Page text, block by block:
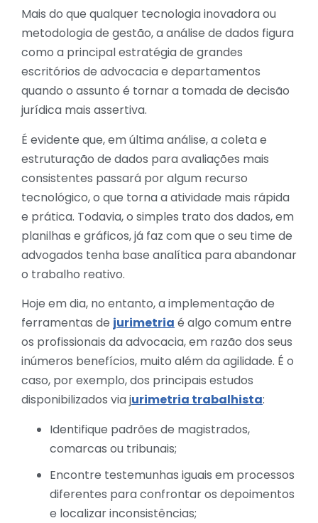
Mais do que qualquer tecnologia inovadora ou
metodologia de gestão, a análise de dados figura
como a principal estratégia de grandes
escritórios de advocacia e departamentos
quando o assunto é tornar a tomada de decisão
jurídica mais assertiva.
É evidente que, em última análise, a coleta e
estruturação de dados para avaliações mais
consistentes passará por algum recurso
tecnológico, o que torna a atividade mais rápida
e prática. Todavia, o simples trato dos dados, em
planilhas e gráficos, já faz com que o seu time de
advogados tenha base analítica para abandonar
o trabalho reativo.
Hoje em dia, no entanto, a implementação de
ferramentas de jurimetria é algo comum entre
os profissionais da advocacia, em razão dos seus
inúmeros benefícios, muito além da agilidade. É o
caso, por exemplo, dos principais estudos
disponibilizados via jurimetria trabalhista:
Identifique padrões de magistrados,
comarcas ou tribunais;
Encontre testemunhas iguais em processos
diferentes para confrontar os depoimentos
e localizar inconsistências;